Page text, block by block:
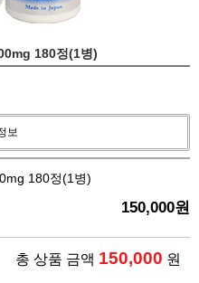
180정(1병)
보
180정(1병)
150,000원
총 상품 금액 150,000 원